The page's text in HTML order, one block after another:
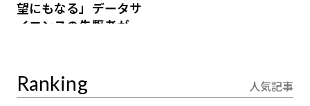
望にもなる」データサ
イエンスの先駆者が語
Ranking 人気記事